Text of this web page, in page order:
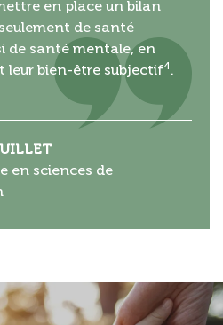
en place un bilan
de santé
de santé mentale, en
leur bien-être subjectif4.
en sciences de